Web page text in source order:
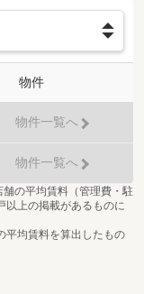
物件
物件一覧へ
物件一覧へ
の平均賃料（管理費・駐
以上の掲載があるものに
平均賃料を算出したもの